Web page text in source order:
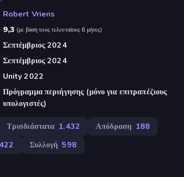
Robert Vriens
9,3 (με βάση τους τελευταίους 6 μήνες)
Σεπτέμβριος 2024
Σεπτέμβριος 2024
Unity 2022
Πρόγραμμα περιήγησης (μόνο για επιτραπέζιους
υπολογιστές)
Τρισδιάστατα 1.432 Απόδραση 188
422 Συλλογή 598